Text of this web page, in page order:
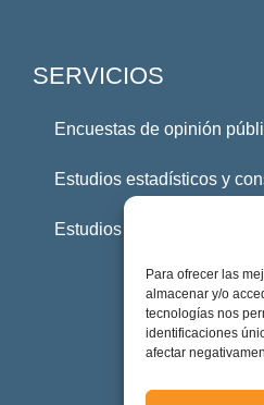
Para ofrecer las
almacenar y/o
tecnologías nos
identificaciones
afectar
SERVICIOS
Encuestas de opinión
Estudios estadísticos y
Estudios Profesionales